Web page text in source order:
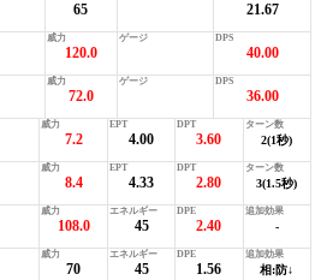
65 21.67
120.0 40.00
72.0 36.00
7.2 4.00 3.60 2(1秒)
8.4 4.33 2.80 3(1.5秒)
108.0 45 2.40 -
70 45 1.56 相:防↓